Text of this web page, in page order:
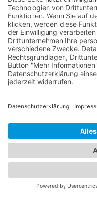
Das ist nah!
Branchenbuch
Kontakt & Hilfe
Für Unternehmen
Anzeigenschaltung
Impressum
Datenschutz
Cookie-Einstellungen
Beliebte Kategorien